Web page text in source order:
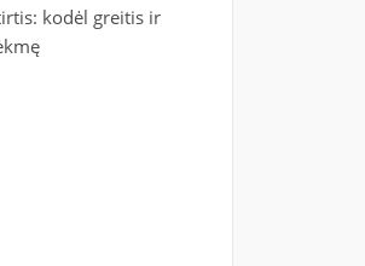
kodėl greitis ir